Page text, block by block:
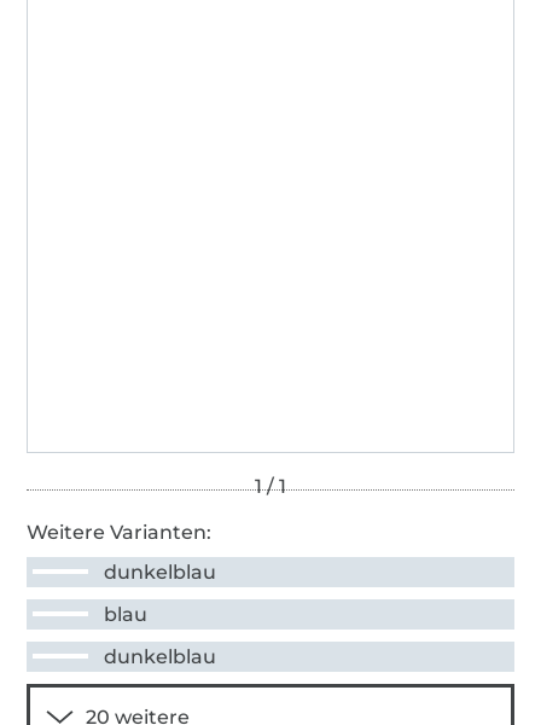
Weitere Varianten:
dunkelblau
blau
dunkelblau